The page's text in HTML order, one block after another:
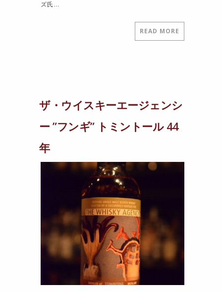
ズ氏…
READ MORE
ザ・ウイスキーエージェンシ
ー ”フンギ” トミントール 44
年